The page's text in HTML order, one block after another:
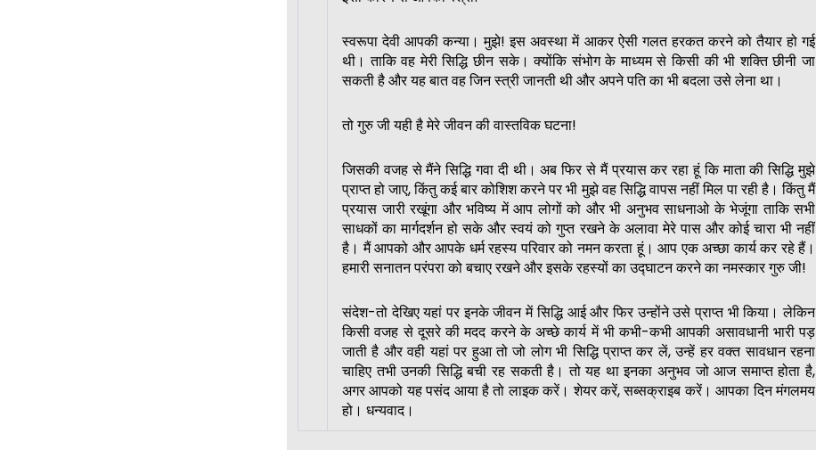
स्वरूपा देवी आपकी कन्या। मुझे! इस अवस्था में आकर ऐसी गलत हरकत करने को तैयार हो गई
थी। ताकि वह मेरी सिद्धि छीन सके। क्योंकि संभोग के माध्यम से किसी की भी शक्ति छीनी जा
सकती है और यह बात वह जिन स्त्री जानती थी और अपने पति का भी बदला उसे लेना था।
तो गुरु जी यही है मेरे जीवन की वास्तविक घटना!
जिसकी वजह से मैंने सिद्धि गवा दी थी। अब फिर से मैं प्रयास कर रहा हूं कि माता की सिद्धि मुझे
प्राप्त हो जाए, किंतु कई बार कोशिश करने पर भी मुझे वह सिद्धि वापस नहीं मिल पा रही है। किंतु मैं
प्रयास जारी रखूंगा और भविष्य में आप लोगों को और भी अनुभव साधनाओ के भेजूंगा ताकि सभी
साधकों का मार्गदर्शन हो सके और स्वयं को गुप्त रखने के अलावा मेरे पास और कोई चारा भी नहीं
है। मैं आपको और आपके धर्म रहस्य परिवार को नमन करता हूं। आप एक अच्छा कार्य कर रहे हैं।
हमारी सनातन परंपरा को बचाए रखने और इसके रहस्यों का उद्घाटन करने का नमस्कार गुरु जी!
संदेश-तो देखिए यहां पर इनके जीवन में सिद्धि आई और फिर उन्होंने उसे प्राप्त भी किया। लेकिन
किसी वजह से दूसरे की मदद करने के अच्छे कार्य में भी कभी-कभी आपकी असावधानी भारी पड़
जाती है और वही यहां पर हुआ तो जो लोग भी सिद्धि प्राप्त कर लें, उन्हें हर वक्त सावधान रहना
चाहिए तभी उनकी सिद्धि बची रह सकती है। तो यह था इनका अनुभव जो आज समाप्त होता है,
अगर आपको यह पसंद आया है तो लाइक करें। शेयर करें, सब्सक्राइब करें। आपका दिन मंगलमय
हो। धन्यवाद।